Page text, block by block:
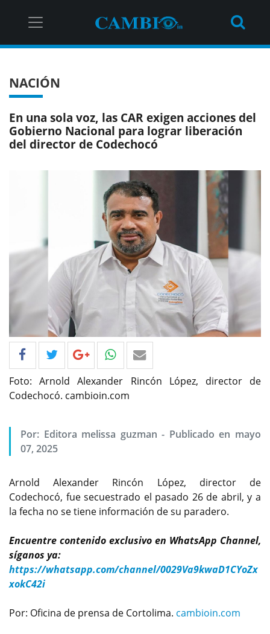
NACIÓN
En una sola voz, las CAR exigen acciones del
Gobierno Nacional para lograr liberación
del director de Codechocó
Foto: Arnold Alexander Rincón López, director de
Codechocó. cambioin.com
Por: Editora melissa guzman - Publicado en mayo
07, 2025
Arnold Alexander Rincón López, director de
Codechocó, fue secuestrado el pasado 26 de abril, y a
la fecha no se tiene información de su paradero.
Encuentre contenido exclusivo en WhatsApp Channel,
síganos ya:
https://whatsapp.com/channel/0029Va9kwaD1CYoZx
xokC42i
Por: Oficina de prensa de Cortolima. cambioin.com